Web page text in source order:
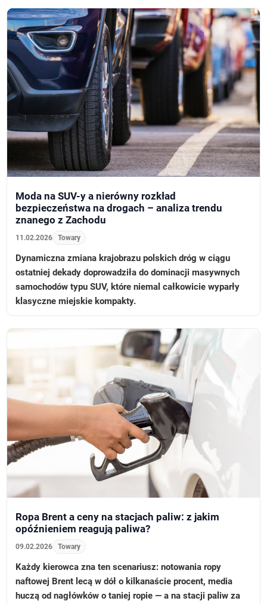
Moda na SUV-y a nierówny rozkład
bezpieczeństwa na drogach – analiza trendu
znanego z Zachodu
11.02.2026 Towary
Dynamiczna zmiana krajobrazu polskich dróg w ciągu
ostatniej dekady doprowadziła do dominacji masywnych
samochodów typu SUV, które niemal całkowicie wyparły
klasyczne miejskie kompakty.
Ropa Brent a ceny na stacjach paliw: z jakim
opóźnieniem reagują paliwa?
09.02.2026 Towary
Każdy kierowca zna ten scenariusz: notowania ropy
naftowej Brent lecą w dół o kilkanaście procent, media
huczą od nagłówków o taniej ropie — a na stacji paliw za